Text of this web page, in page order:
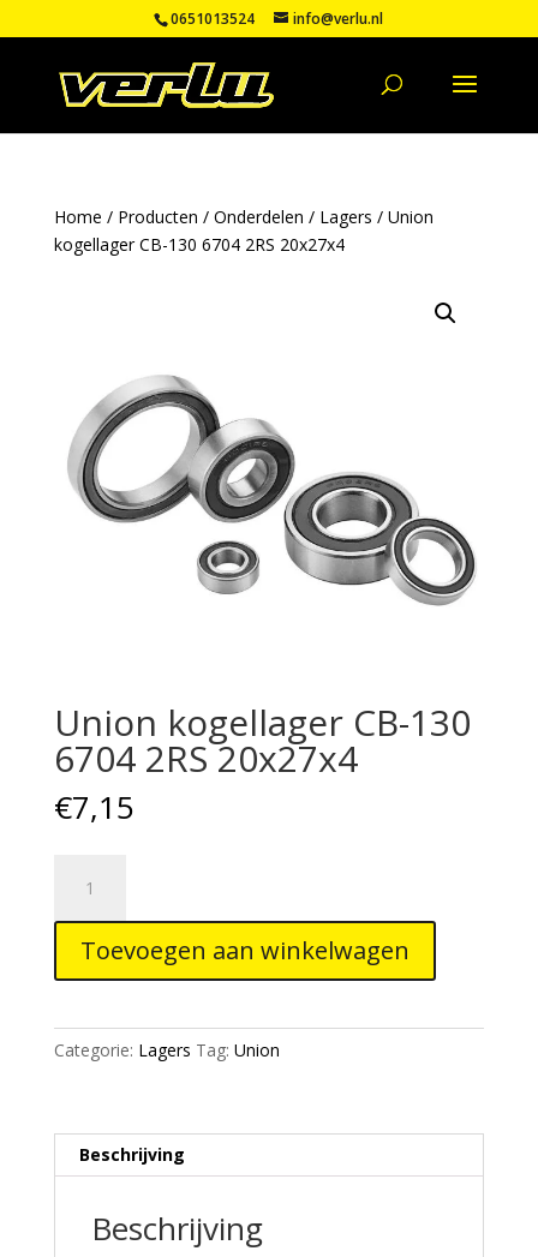
0651013524 info@verlu.nl
Home / Producten / Onderdelen / Lagers / Union
kogellager CB-130 6704 2RS 20x27x4
Union kogellager CB-130
6704 2RS 20x27x4
€7,15
kogellager
CB-
6704
20x27x4
aantal
Toevoegen aan winkelwagen
Categorie: Lagers Tag: Union
Beschrijving
Beschrijving